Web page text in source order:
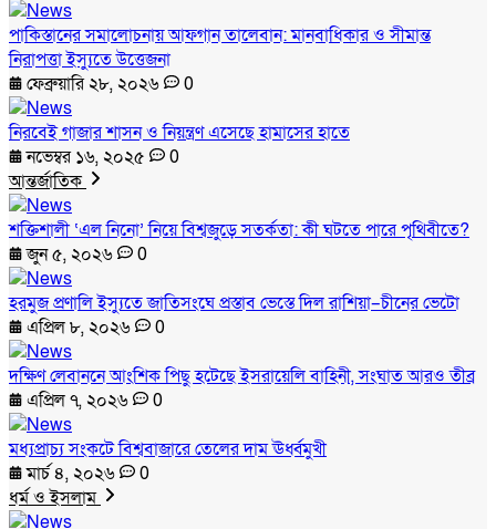
পাকিস্তানের সমালোচনায় আফগান তালেবান: মানবাধিকার ও সীমান্ত
নিরাপত্তা ইস্যুতে উত্তেজনা
ফেব্রুয়ারি ২৮, ২০২৬
0
নিরবেই গাজার শাসন ও নিয়ন্ত্রণ এসেছে হামাসের হাতে
নভেম্বর ১৬, ২০২৫
0
আন্তর্জাতিক
শক্তিশালী ‘এল নিনো’ নিয়ে বিশ্বজুড়ে সতর্কতা: কী ঘটতে পারে পৃথিবীতে?
জুন ৫, ২০২৬
0
হরমুজ প্রণালি ইস্যুতে জাতিসংঘে প্রস্তাব ভেস্তে দিল রাশিয়া–চীনের ভেটো
এপ্রিল ৮, ২০২৬
0
দক্ষিণ লেবাননে আংশিক পিছু হটেছে ইসরায়েলি বাহিনী, সংঘাত আরও তীব্র
এপ্রিল ৭, ২০২৬
0
মধ্যপ্রাচ্য সংকটে বিশ্ববাজারে তেলের দাম ঊর্ধ্বমুখী
মার্চ ৪, ২০২৬
0
ধর্ম ও ইসলাম